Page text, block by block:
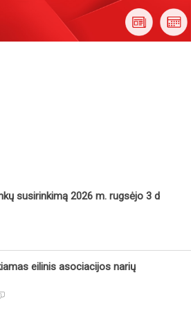
susirinkimą 2026 m. rugsėjo 3 d
eilinis asociacijos narių